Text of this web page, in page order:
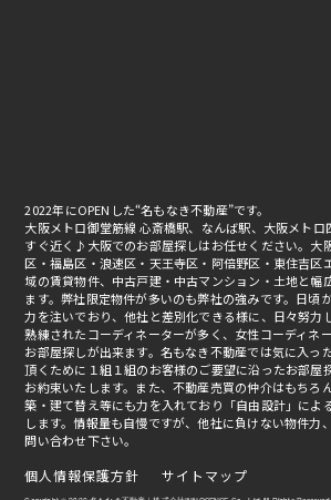
2022年にOPENした“名もなき不動産”です。
大阪メトロ御堂筋線 心斎橋駅、なんば駅、大阪メトロ
すぐ近く♪大阪でのお部屋探しはお任せください。大
区・福島区・浪速区・天王寺区・阿倍野区・東住吉区
域の賃貸物件、中古戸建・中古マンション・土地と幅
ます。弊社限定物件が多いのも弊社の強みです。日頃
力を注いでおり、他社と差別化できる様に、日々努力
熟練されたコーディネーターが多く、女性コーディネ
お部屋探しが出来ます。名もなき不動産では気に入っ
頂くために１組１組のお客様のご要望に沿ったお部屋
お約束いたします。また、不動産売買の仲介はもちろ
築・建て替え等にも力を入れており「自由設計」によ
します。情報量も自慢ですが、他社に負けない物件力
問い合わせ下さい。
個人情報保護方針 サイトマップ